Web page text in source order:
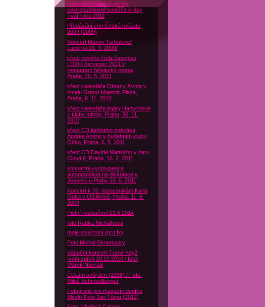
Iveta předsedkyní poroty
celorepublikové soutěže krásy
Tvář roku 2011
Předávání cen Česká hvězda
2009 (2009)
Koncert Maxim Turbulenc/
Lucerna 21. 3. 2009/
křest nového čísla časopisu
LOOK červenec 2011 v
restauraci Střelecký ostrov,
Praha, 26. 5. 2011
křest kalendáře Obrazy života v
hotelu Grand Majestic Plaza,
Praha, 8. 11. 2010
křest kalendáře Agáty Hanychové
v klubu Infinity, Praha, 30. 11.
2010
křest CD italského zpěváka
Andrea Andrei v hudebním klubu
Óčko, Praha, 6. 5. 2011
křest CD Davide Mattioliho v baru
Cloud 9, Praha, 16. 2. 2011
koncertní vystoupení a
autogramiáda na diskotéce v
Jesenici u Prahy 10. 6. 2011
Koncert k 70. narozeninám Karla
Gotta v O2 Aréně, Praha, 11. 6.
2009
Pietní rozloučení 21.6 2014
foto Radka Michálková
moje soukromí (pro fk)
Foto Michal Skramusky
Vánoční koncert Turné Když
Iveta zpívá 20.12.2010 / foto:
Marek Navrátil
Čekám svůj den (1996) / Foto:
Miloš Schmiedberger
Fotografie pro magazín deníku
Blesk/ Foto Jan Tůma (2012)